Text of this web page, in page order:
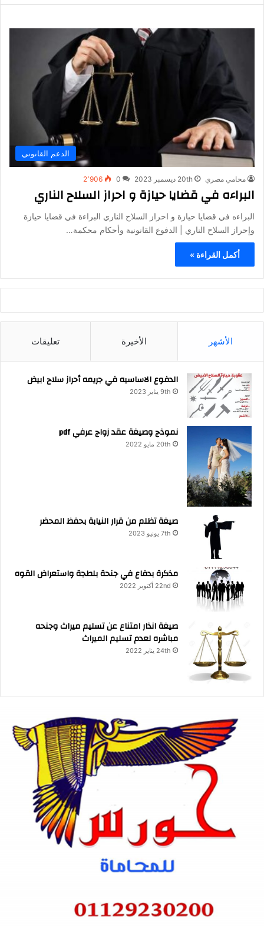
الدعم القانوني
محامي مصري 20th ديسمبر 2023 0 2٬906
البراءه في قضايا حيازة و احراز السلاح الناري
البراءه في قضايا حيازة و احراز السلاح الناري البراءة في قضايا حيازة
وإحراز السلاح الناري | الدفوع القانونية وأحكام محكمة…
أكمل القراءة »
الأشهر الأخيرة تعليقات
الدفوع الاساسيه في جريمه أحراز سلاح ابيض
9th يناير 2023
نموذج وصيغة عقد زواج عرفي pdf
20th مايو 2022
صيغة تظلم من قرار النيابة بحفظ المحضر
7th يونيو 2023
مذكرة بدفاع في جنحة بلطجة واستعراض القوه
22nd أكتوبر 2022
صيغة انذار امتناع عن تسليم ميراث وجنحه
مباشره لعدم تسليم الميراث
24th يناير 2022